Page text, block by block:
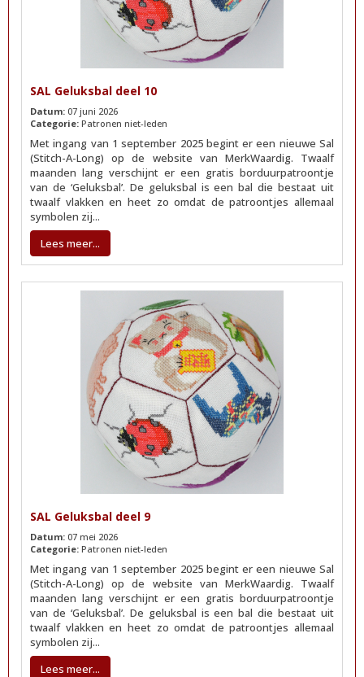
SAL Geluksbal deel 10
Datum: 07 juni 2026
Categorie: Patronen niet-leden
Met ingang van 1 september 2025 begint er een nieuwe Sal
(Stitch-A-Long) op de website van MerkWaardig. Twaalf
maanden lang verschijnt er een gratis borduurpatroontje
van de ‘Geluksbal’. De geluksbal is een bal die bestaat uit
twaalf vlakken en heet zo omdat de patroontjes allemaal
symbolen zij...
Lees meer...
SAL Geluksbal deel 9
Datum: 07 mei 2026
Categorie: Patronen niet-leden
Met ingang van 1 september 2025 begint er een nieuwe Sal
(Stitch-A-Long) op de website van MerkWaardig. Twaalf
maanden lang verschijnt er een gratis borduurpatroontje
van de ‘Geluksbal’. De geluksbal is een bal die bestaat uit
twaalf vlakken en heet zo omdat de patroontjes allemaal
symbolen zij...
Lees meer...